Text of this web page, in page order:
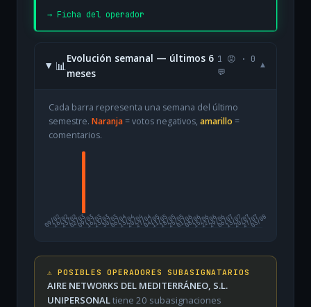
→ Ficha del operador
📊
Evolución semanal — últimos 6
meses
1 😡 · 0
💬
▾
Cada barra representa una semana del último
semestre. Naranja= votos negativos, amarillo =
comentarios.
09/02
16/0223/0202/0309/0316/0323/0330/0306/0413/0420/0427/0404/0511/0518/0525/0501/0608/0615/0622/0629/0606/0713/0720/0727/07
03/08
⚠️ POSIBLES OPERADORES SUBASIGNATARIOS
AIRE NETWORKS DEL MEDITERRÁNEO, S.L.
UNIPERSONALtiene 20 subasignaciones